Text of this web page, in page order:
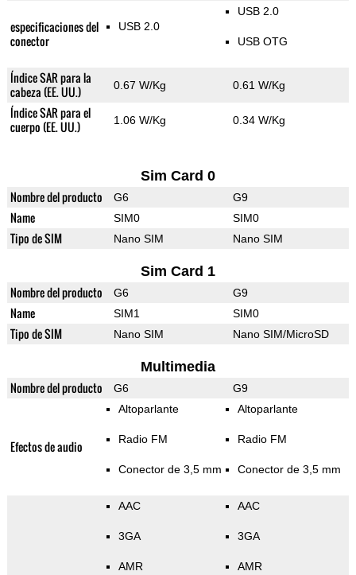
especificaciones del
conector
USB 2.0
USB 2.0
USB OTG
Índice SAR para la
cabeza (EE. UU.)
0.67 W/Kg 0.61 W/Kg
Índice SAR para el
cuerpo (EE. UU.)
1.06 W/Kg 0.34 W/Kg
Sim Card 0
Nombre del producto G6 G9
Name SIM0 SIM0
Tipo de SIM Nano SIM Nano SIM
Sim Card 1
Nombre del producto G6 G9
Name SIM1 SIM0
Tipo de SIM Nano SIM Nano SIM/MicroSD
Multimedia
Nombre del producto G6 G9
Efectos de audio
Altoparlante
Radio FM
Conector de 3,5 mm
Altoparlante
Radio FM
Conector de 3,5 mm
AAC
3GA
AMR
AAC
3GA
AMR